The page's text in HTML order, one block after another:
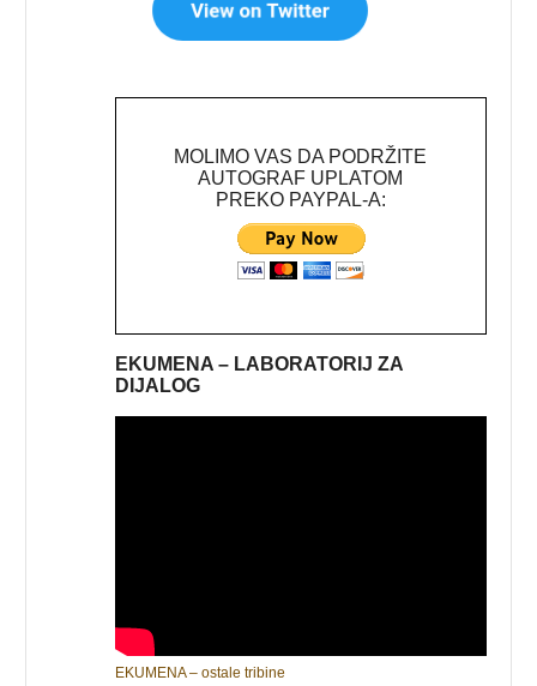
MOLIMO VAS DA PODRŽITE
AUTOGRAF UPLATOM
PREKO PAYPAL-A:
EKUMENA – LABORATORIJ ZA
DIJALOG
EKUMENA – ostale tribine